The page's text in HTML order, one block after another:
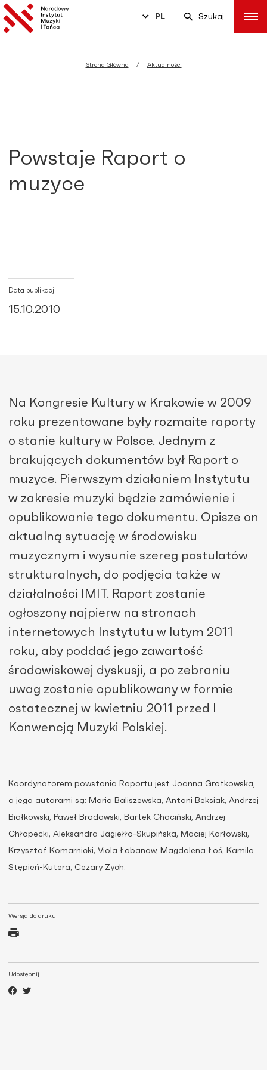
PL Szukaj
Strona Główna Aktualności
Powstaje Raport o
muzyce
Data publikacji
15.10.2010
Na Kongresie Kultury w Krakowie w 2009
roku prezentowane były rozmaite raporty
o stanie kultury w Polsce. Jednym z
brakujących dokumentów był Raport o
muzyce. Pierwszym działaniem Instytutu
w zakresie muzyki będzie zamówienie i
opublikowanie tego dokumentu. Opisze on
aktualną sytuację w środowisku
muzycznym i wysunie szereg postulatów
strukturalnych, do podjęcia także w
działalności IMIT. Raport zostanie
ogłoszony najpierw na stronach
internetowych Instytutu w lutym 2011
roku, aby poddać jego zawartość
środowiskowej dyskusji, a po zebraniu
uwag zostanie opublikowany w formie
ostatecznej w kwietniu 2011 przed I
Konwencją Muzyki Polskiej.
Wersja do druku
Udostępnij
Koordynatorem powstania Raportu jest Joanna Grotkowska,
a jego autorami są: Maria Baliszewska, Antoni Beksiak, Andrzej
Białkowski, Paweł Brodowski, Bartek Chaciński, Andrzej
Chłopecki, Aleksandra Jagiełło-Skupińska, Maciej Karłowski,
Krzysztof Komarnicki, Viola Łabanow, Magdalena Łoś, Kamila
Stępień-Kutera, Cezary Zych.